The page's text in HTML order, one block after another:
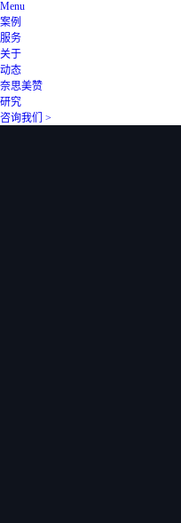
Menu
案例
服务
关于
动态
奈思美赞
研究
咨询我们 >